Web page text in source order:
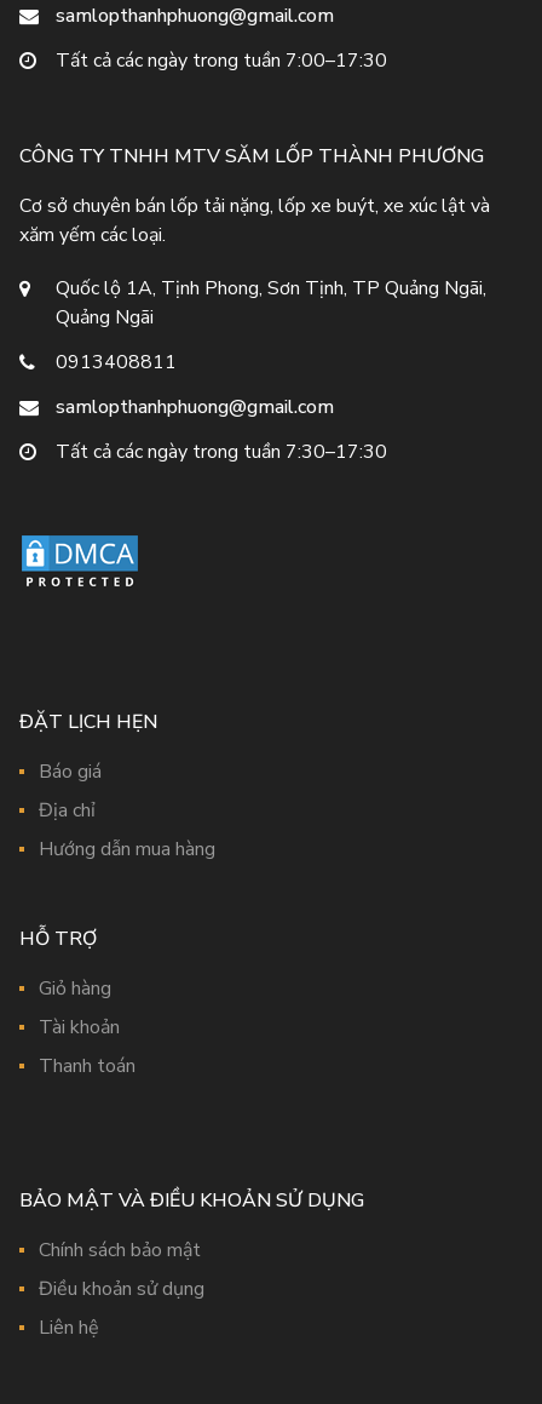
samlopthanhphuong@gmail.com
Tất cả các ngày trong tuần 7:00–17:30
CÔNG TY TNHH MTV SĂM LỐP THÀNH PHƯƠNG
Cơ sở chuyên bán lốp tải nặng, lốp xe buýt, xe xúc lật và
xăm yếm các loại.
Quốc lộ 1A, Tịnh Phong, Sơn Tịnh, TP Quảng Ngãi,
Quảng Ngãi
0913408811
samlopthanhphuong@gmail.com
Tất cả các ngày trong tuần 7:30–17:30
ĐẶT LỊCH HẸN
Báo giá
Địa chỉ
Hướng dẫn mua hàng
HỖ TRỢ
Giỏ hàng
Tài khoản
Thanh toán
BẢO MẬT VÀ ĐIỀU KHOẢN SỬ DỤNG
Chính sách bảo mật
Điều khoản sử dụng
Liên hệ